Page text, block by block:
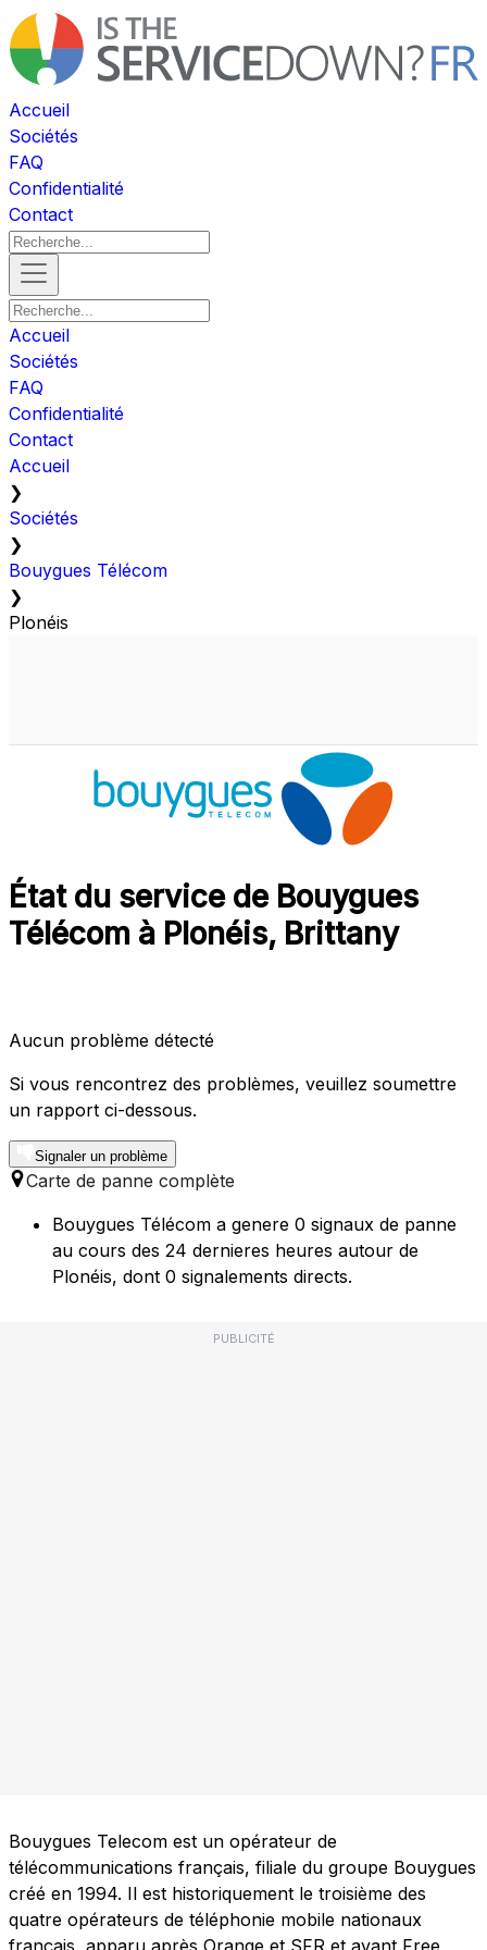
Accueil
Sociétés
FAQ
Confidentialité
Contact
Accueil
Sociétés
FAQ
Confidentialité
Contact
Accueil
❯
Sociétés
❯
Bouygues Télécom
❯
Plonéis
État du service de Bouygues
Télécom à Plonéis, Brittany
Aucun problème détecté
Si vous rencontrez des problèmes, veuillez soumettre
un rapport ci-dessous.
Signaler un problème
Carte de panne complète
Bouygues Télécom a genere 0 signaux de panne
au cours des 24 dernieres heures autour de
Plonéis, dont 0 signalements directs.
PUBLICITÉ
Bouygues Telecom est un opérateur de
télécommunications français, filiale du groupe Bouygues
créé en 1994. Il est historiquement le troisième des
quatre opérateurs de téléphonie mobile nationaux